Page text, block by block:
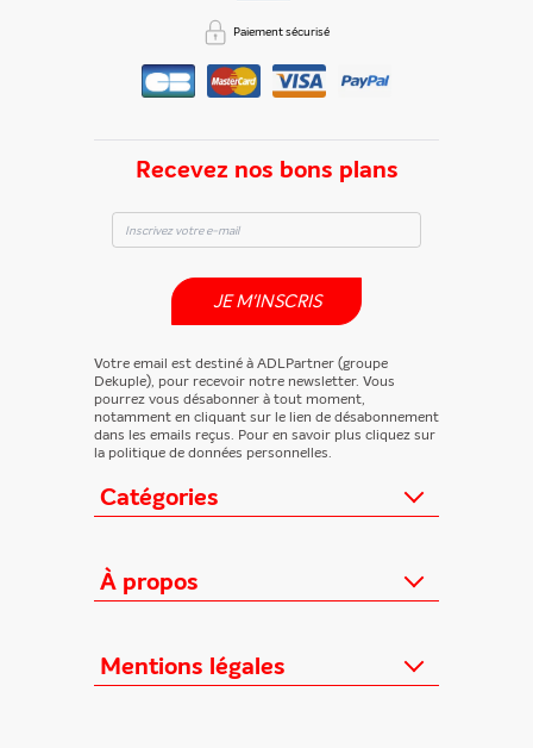
Catégories
Loisirs/Culture
TV/Vie pratique
À propos
Qui sommes-nous ?
Mentions légales
Recevez nos bons plans
JE M'INSCRIS
Votre email est destiné à ADLPartner (groupe
Dekuple), pour recevoir notre newsletter. Vous
pourrez vous désabonner à tout moment,
notamment en cliquant sur le lien de désabonnement
dans les emails reçus. Pour en savoir plus cliquez sur
la politique de données personnelles.
Paiement sécurisé